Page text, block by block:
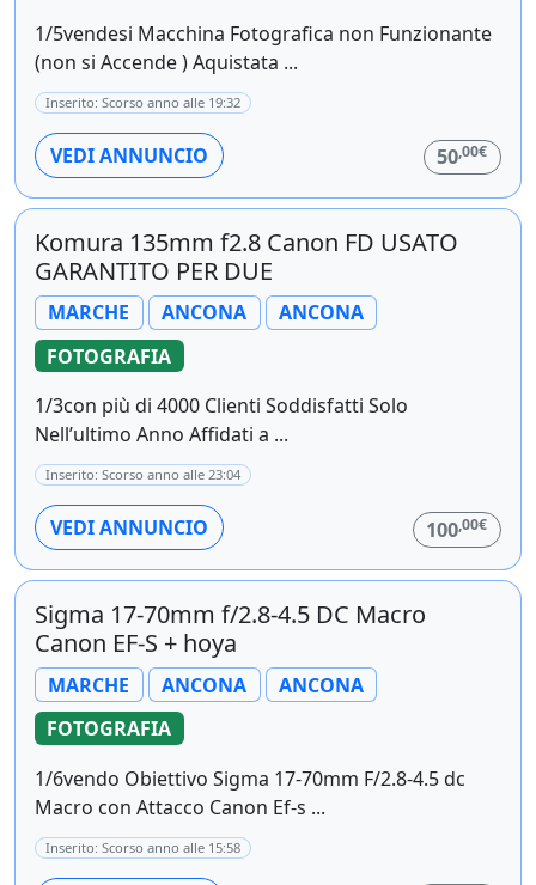
1/5vendesi Macchina Fotografica non Funzionante
(non si Accende ) Aquistata ...
Inserito: Scorso anno alle 19:32
VEDI ANNUNCIO 50,00€
Komura 135mm f2.8 Canon FD USATO
GARANTITO PER DUE
MARCHE ANCONA
ANCONA
FOTOGRAFIA
1/3con più di 4000 Clienti Soddisfatti Solo
Nell’ultimo Anno Affidati a ...
Inserito: Scorso anno alle 23:04
VEDI ANNUNCIO 100,00€
Sigma 17-70mm f/2.8-4.5 DC Macro
Canon EF-S + hoya
MARCHE ANCONA
ANCONA
FOTOGRAFIA
1/6vendo Obiettivo Sigma 17-70mm F/2.8-4.5 dc
Macro con Attacco Canon Ef-s ...
Inserito: Scorso anno alle 15:58